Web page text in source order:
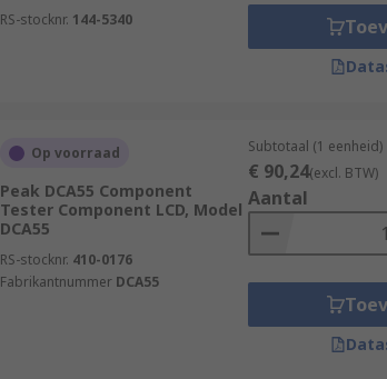
RS-stocknr. 144-5340
Op voorraad
Peak DCA55 Component
Tester Component LCD, Model
DCA55
RS-stocknr. 410-0176
Fabrikantnummer DCA55
Subtotaal (1 eenheid)
€ 90,24(excl. BTW)
Aantal